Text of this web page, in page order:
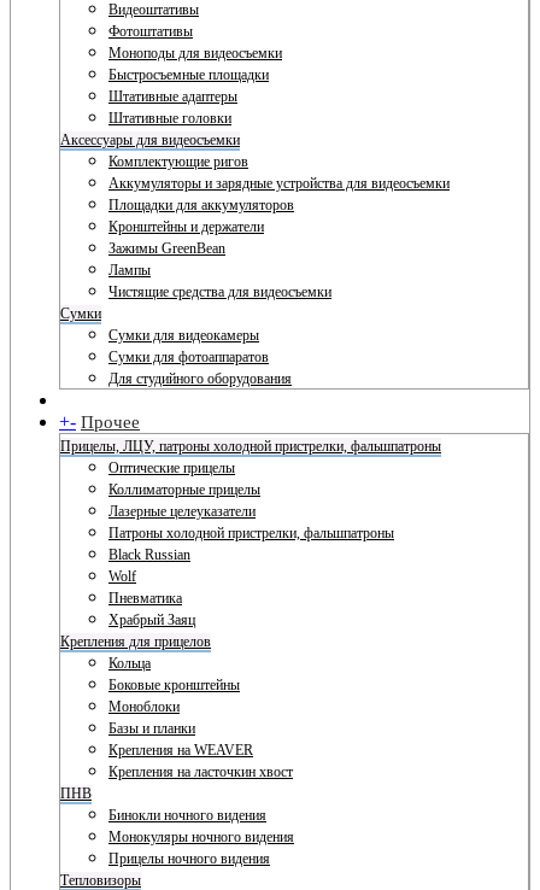
Видеоштативы
Фотоштативы
Моноподы для видеосъемки
Быстросъемные площадки
Штативные адаптеры
Штативные головки
Аксессуары для видеосъемки
Комплектующие ригов
Аккумуляторы и зарядные устройства для видеосъемки
Площадки для аккумуляторов
Кронштейны и держатели
Зажимы GreenBean
Лампы
Чистящие средства для видеосъемки
Сумки
Сумки для видеокамеры
Сумки для фотоаппаратов
Для студийного оборудования
+- Прочее
Прицелы, ЛЦУ, патроны холодной пристрелки, фальшпатроны
Оптические прицелы
Коллиматорные прицелы
Лазерные целеуказатели
Патроны холодной пристрелки, фальшпатроны
Black Russian
Wolf
Пневматика
Храбрый Заяц
Крепления для прицелов
Кольца
Боковые кронштейны
Моноблоки
Базы и планки
Крепления на WEAVER
Крепления на ласточкин хвост
ПНВ
Бинокли ночного видения
Монокуляры ночного видения
Прицелы ночного видения
Тепловизоры